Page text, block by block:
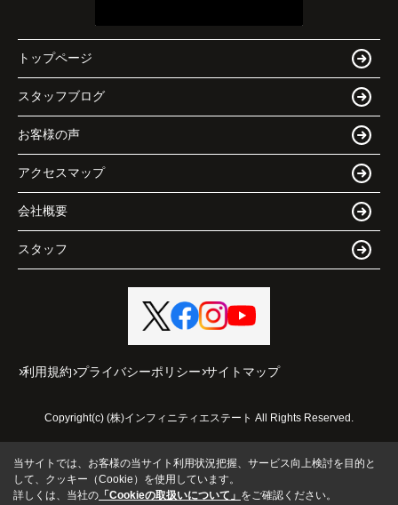
トップページ
スタッフブログ
お客様の声
アクセスマップ
会社概要
スタッフ
利用規約 プライバシーポリシー サイトマップ
Copyright(c) (株)インフィニティエステート All Rights Reserved.
当サイトでは、お客様の当サイト利用状況把握、サービス向上検討を目的と
して、クッキー（Cookie）を使用しています。
詳しくは、当社の 「Cookieの取扱いについて」 をご確認ください。